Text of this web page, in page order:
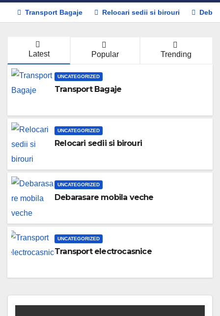
Transport Bagaje Relocari sedii si birouri
Latest Popular Trending
UNCATEGORIZED
Transport Bagaje
UNCATEGORIZED
Relocari sedii si birouri
UNCATEGORIZED
Debarasare mobila veche
UNCATEGORIZED
Transport electrocasnice